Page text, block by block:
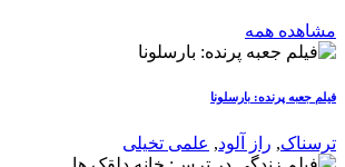
مشاهده همه
فیلم جعبه پرنده: بارسلونا
ترسناک, راز آلود, علمی تخیلی